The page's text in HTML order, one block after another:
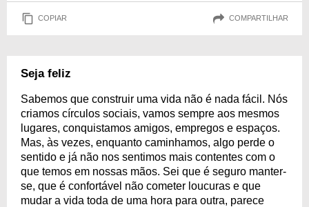
COPIAR COMPARTILHAR
Seja feliz
Sabemos que construir uma vida não é nada fácil. Nós
criamos círculos sociais, vamos sempre aos mesmos
lugares, conquistamos amigos, empregos e espaços.
Mas, às vezes, enquanto caminhamos, algo perde o
sentido e já não nos sentimos mais contentes com o
que temos em nossas mãos. Sei que é seguro manter-
se, que é confortável não cometer loucuras e que
mudar a vida toda de uma hora para outra, parece